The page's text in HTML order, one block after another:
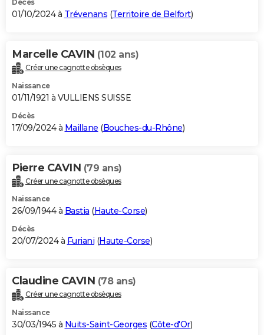
Décès
01/10/2024 à Trévenans (Territoire de Belfort)
Marcelle CAVIN (102 ans)
Créer une cagnotte obsèques
Naissance
01/11/1921 à VULLIENS SUISSE
Décès
17/09/2024 à Maillane (Bouches-du-Rhône)
Pierre CAVIN (79 ans)
Créer une cagnotte obsèques
Naissance
26/09/1944 à Bastia (Haute-Corse)
Décès
20/07/2024 à Furiani (Haute-Corse)
Claudine CAVIN (78 ans)
Créer une cagnotte obsèques
Naissance
30/03/1945 à Nuits-Saint-Georges (Côte-d'Or)